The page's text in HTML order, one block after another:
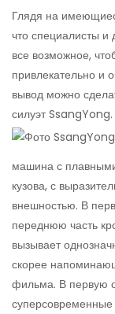
Глядя на
что специалисты
все возможное,
привлекательно и
вывод можно
силуэт SsangYong.
машина с
кузова, с
внешностью. В
переднюю часть
вызывает
скорее
фильма. В первую